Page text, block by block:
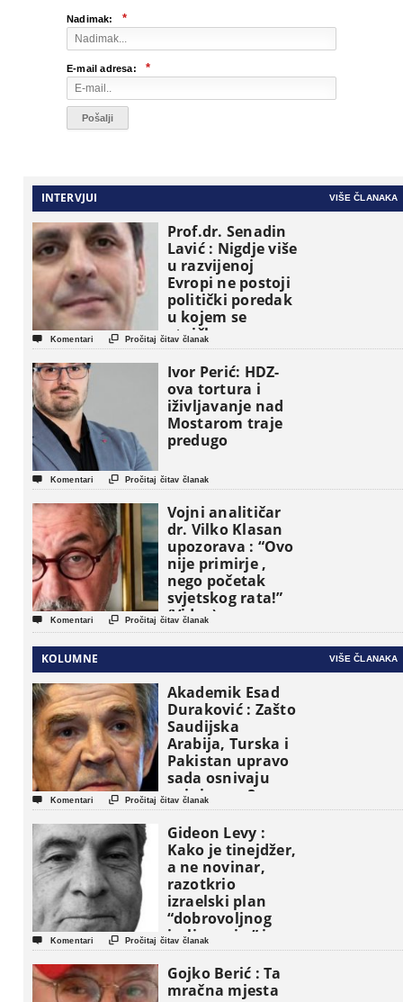
Nadimak: *
E-mail adresa: *
INTERVJUI VIŠE ČLANAKA
Prof.dr. Senadin
Lavić : Nigdje više
u razvijenoj
Evropi ne postoji
politički poredak
u kojem se
etničke grupe
pojavljuju kao
osnovne
političke jedinice
 Komentari  Pročitaj čitav članak
Ivor Perić: HDZ-
ova tortura i
iživljavanje nad
Mostarom traje
predugo
 Komentari  Pročitaj čitav članak
Vojni analitičar
dr. Vilko Klasan
upozorava : “Ovo
nije primirje ,
nego početak
svjetskog rata!”
(Video)
 Komentari  Pročitaj čitav članak
KOLUMNE VIŠE ČLANAKA
Akademik Esad
Duraković : Zašto
Saudijska
Arabija, Turska i
Pakistan upravo
sada osnivaju
vojni savez?
 Komentari  Pročitaj čitav članak
Gideon Levy :
Kako je tinejdžer,
a ne novinar,
razotkrio
izraelski plan
“dobrovoljnog
iseljavanja ” iz
Gaze
 Komentari  Pročitaj čitav članak
Gojko Berić : Ta
mračna mjesta